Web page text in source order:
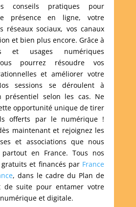
conseils pratiques pour
présence en ligne, votre
réseaux sociaux, vos canaux
et bien plus encore. Grâce à
et usages numériques
pourrez résoudre vos
et améliorer votre
sessions se déroulent à
présentiel selon les cas. Ne
opportunité unique de tirer
offerts par le numérique !
maintenant et rejoignez les
et associations que nous
partout en France. Tous nos
et financés par France
, dans le cadre du Plan de
de suite pour entamer votre
et digitale.